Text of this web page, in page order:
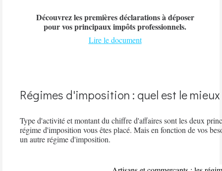
Découvrez les premières déclarations à déposer
pour vos principaux impôts professionnels.
Lire le document
Régimes d'imposition : quel est le
Type d'activité et montant du chiffre d'affaires sont les deux
régime d'imposition vous êtes placé. Mais en fonction de vos
un autre régime d'imposition.